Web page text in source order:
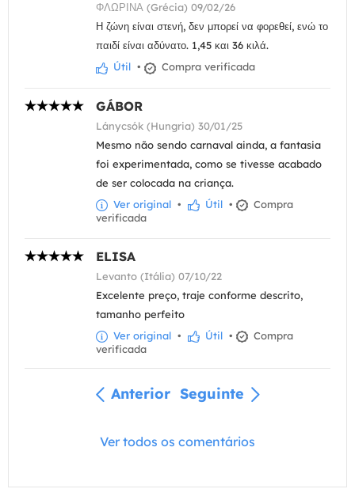
ΦΛΩΡΙΝΑ (Grécia) 09/02/26
Η ζώνη είναι στενή, δεν μπορεί να φορεθεί, ενώ το
παιδί είναι αδύνατο. 1,45 και 36 κιλά.
Útil • Compra verificada
GÁBOR
Lánycsók (Hungria) 30/01/25
Mesmo não sendo carnaval ainda, a fantasia
foi experimentada, como se tivesse acabado
de ser colocada na criança.
Ver original • Útil •
Compra
verificada
ELISA
Levanto (Itália) 07/10/22
Excelente preço, traje conforme descrito,
tamanho perfeito
Ver original • Útil •
Compra
verificada
Anterior Seguinte
Ver todos os comentários